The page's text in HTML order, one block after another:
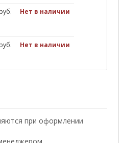
Нет в наличии
Нет в наличии
при оформлении